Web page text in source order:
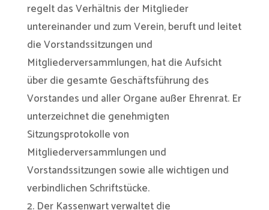
regelt das Verhältnis der Mitglieder
untereinander und zum Verein, beruft und leitet
die Vorstandssitzungen und
Mitgliederversammlungen, hat die Aufsicht
über die gesamte Geschäftsführung des
Vorstandes und aller Organe außer Ehrenrat. Er
unterzeichnet die genehmigten
Sitzungsprotokolle von
Mitgliederversammlungen und
Vorstandssitzungen sowie alle wichtigen und
verbindlichen Schriftstücke.
2. Der Kassenwart verwaltet die